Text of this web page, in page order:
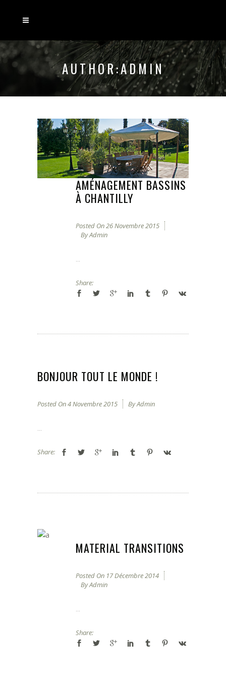
AUTHOR:ADMIN
AMÉNAGEMENT BASSINS
À CHANTILLY
Posted On26 Novembre 2015
ByAdmin
Share:
BONJOUR TOUT LE MONDE !
Posted On4 Novembre 2015 ByAdmin
Share:
MATERIAL TRANSITIONS
Posted On 17 Décembre 2014
ByAdmin
Share: